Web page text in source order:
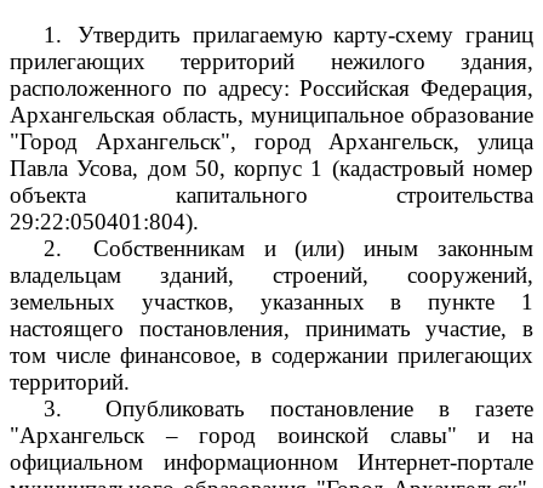
1.
Утвердить прилагаемую карту-схему границ
прилегающих территорий нежилого здания,
расположенного по адресу: Российская Федерация,
Архангельская область, муниципальное образование
"Город Архангельск", город Архангельск, улица
Павла Усова, дом 50, корпус 1 (кадастровый номер
объекта капитального строительства
29:22:050401:804).
2.
Собственникам и (или) иным законным
владельцам зданий, строений, сооружений,
земельных участков, указанных в пункте 1
настоящего постановления, принимать участие, в
том числе финансовое, в содержании прилегающих
территорий.
3.
Опубликовать постановление в газете
"Архангельск – город воинской славы" и на
официальном информационном Интернет-портале